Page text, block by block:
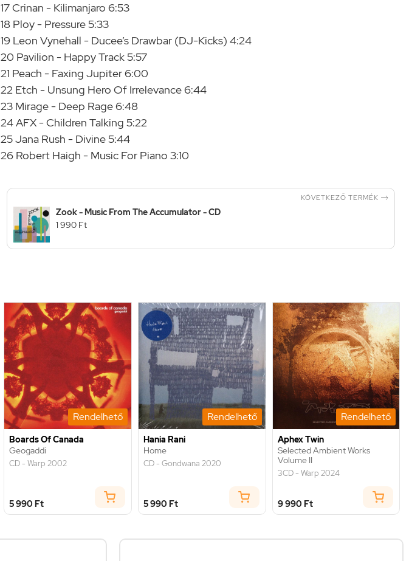
17 Crinan - Kilimanjaro 6:53
18 Ploy - Pressure 5:33
19 Leon Vynehall - Ducee’s Drawbar (DJ-Kicks) 4:24
20 Pavilion - Happy Track 5:57
21 Peach - Faxing Jupiter 6:00
22 Etch - Unsung Hero Of Irrelevance 6:44
23 Mirage - Deep Rage 6:48
24 AFX - Children Talking 5:22
25 Jana Rush - Divine 5:44
26 Robert Haigh - Music For Piano 3:10
KÖVETKEZŐ TERMÉK 
Zook - Music From The Accumulator - CD
1 990 Ft
Rendelhető
Boards Of Canada
Geogaddi
CD - Warp 2002
5 990 Ft
Rendelhető
Hania Rani
Home
CD - Gondwana 2020
5 990 Ft
Rendelhető
Aphex Twin
Selected Ambient Works
Volume II
3CD - Warp 2024
9 990 Ft